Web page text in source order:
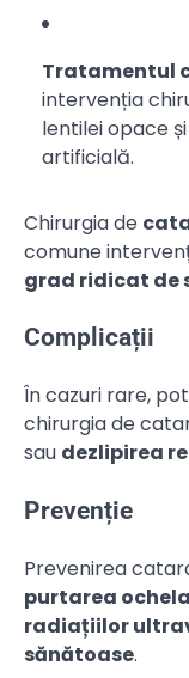
Tratamentul
intervenția
lentilei opace
artificială.
Chirurgia de
comune
grad ridicat de
Complicații
În cazuri rare,
chirurgia de
sau dezlipirea
Prevenție
Prevenirea
purtarea
radiațiilor
sănătoase.